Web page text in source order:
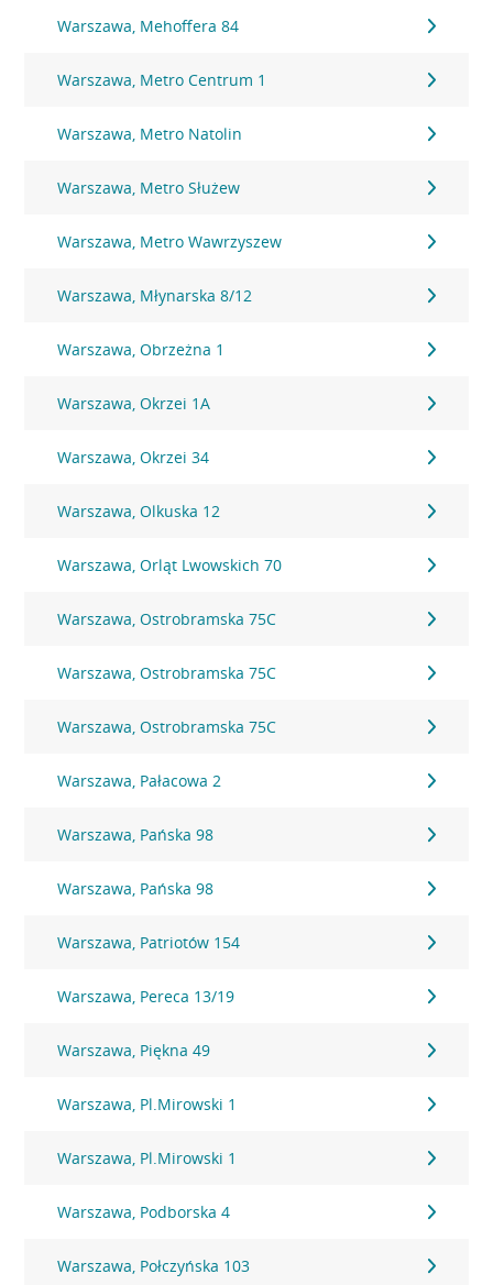
Warszawa, Mehoffera 84
Warszawa, Metro Centrum 1
Warszawa, Metro Natolin
Warszawa, Metro Służew
Warszawa, Metro Wawrzyszew
Warszawa, Młynarska 8/12
Warszawa, Obrzeżna 1
Warszawa, Okrzei 1A
Warszawa, Okrzei 34
Warszawa, Olkuska 12
Warszawa, Orląt Lwowskich 70
Warszawa, Ostrobramska 75C
Warszawa, Ostrobramska 75C
Warszawa, Ostrobramska 75C
Warszawa, Pałacowa 2
Warszawa, Pańska 98
Warszawa, Pańska 98
Warszawa, Patriotów 154
Warszawa, Pereca 13/19
Warszawa, Piękna 49
Warszawa, Pl.Mirowski 1
Warszawa, Pl.Mirowski 1
Warszawa, Podborska 4
Warszawa, Połczyńska 103